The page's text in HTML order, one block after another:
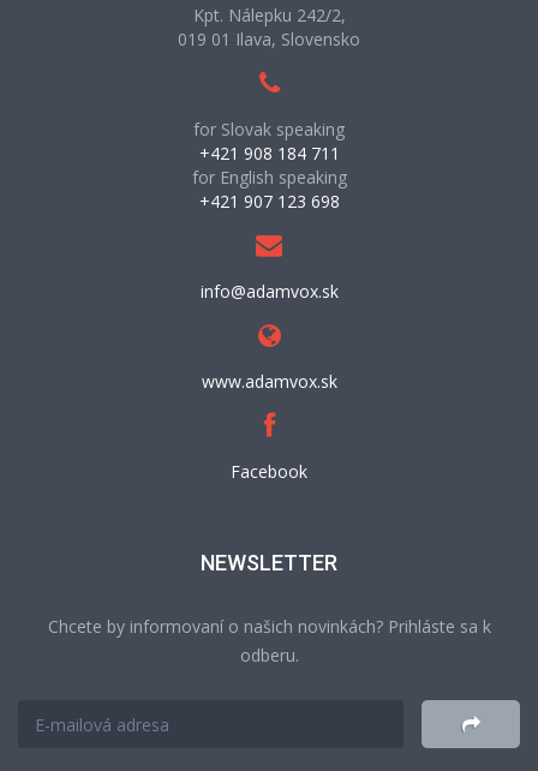
Kpt. Nálepku 242/2,
019 01 Ilava, Slovensko
for Slovak speaking
+421 908 184 711
for English speaking
+421 907 123 698
info@adamvox.sk
www.adamvox.sk
Facebook
NEWSLETTER
Chcete by informovaní o našich novinkách? Prihláste sa k
odberu.